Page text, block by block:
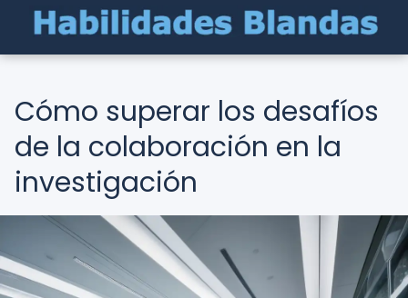
Cómo superar los desafíos
de la colaboración en la
investigación